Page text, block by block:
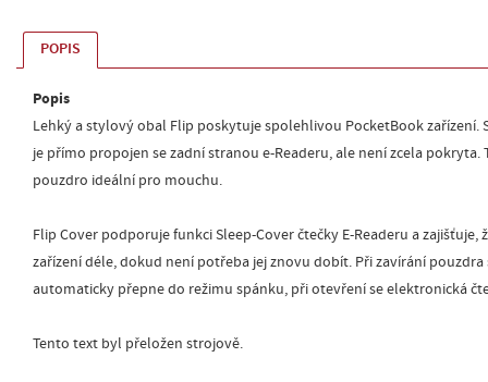
POPIS
Popis
Lehký a stylový obal Flip poskytuje spolehlivou PocketBook zařízení.
je přímo propojen se zadní stranou e-Readeru, ale není zcela pokryta.
pouzdro ideální pro mouchu.
Flip Cover podporuje funkci Sleep-Cover čtečky E-Readeru a
zařízení déle, dokud není potřeba jej znovu dobít. Při zavírání pouzdra
automaticky přepne do režimu spánku, při otevření se elektronická
Tento text byl přeložen strojově.